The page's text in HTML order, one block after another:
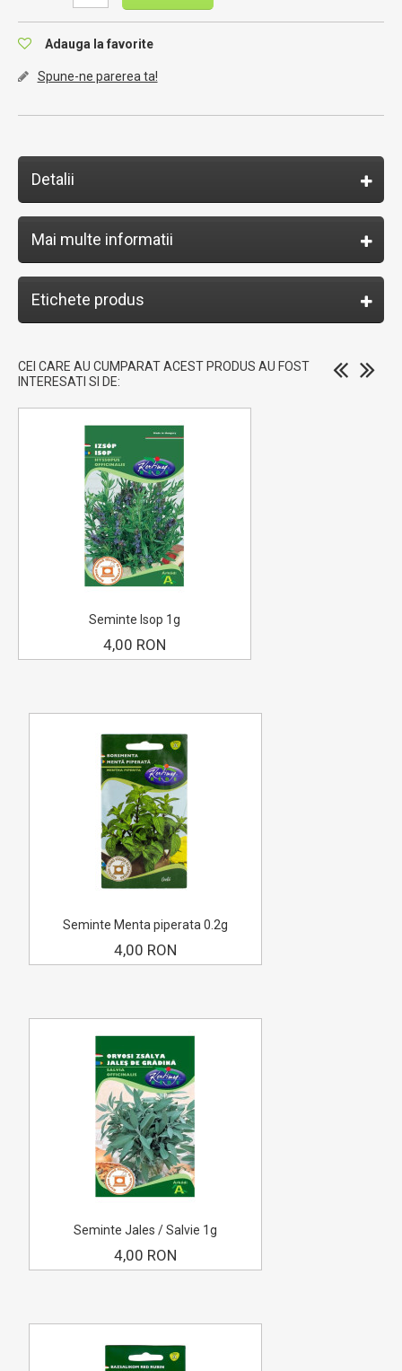
Adauga la favorite
Spune-ne parerea ta!
Detalii
Mai multe informatii
Etichete produs
CEI CARE AU CUMPARAT ACEST PRODUS AU FOST
INTERESATI SI DE:
Seminte Isop 1g
4,00 RON
Seminte Menta piperata 0.2g
4,00 RON
Seminte Jales / Salvie 1g
4,00 RON